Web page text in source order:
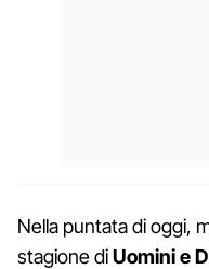
Nella puntata di oggi,
stagione diUomini e